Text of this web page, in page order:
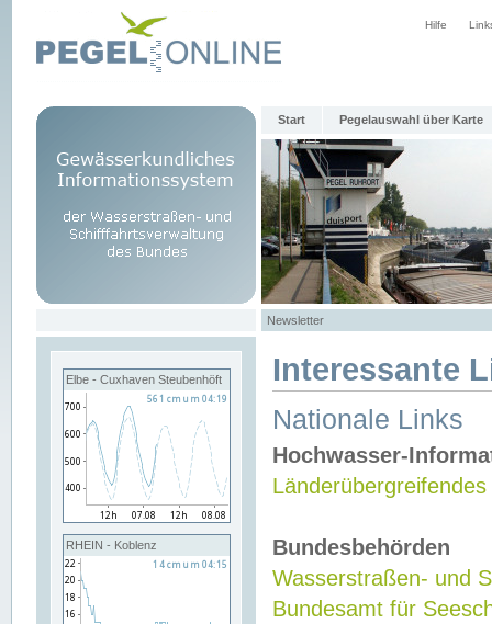
Hilfe
Start Pegelauswahl über Karte
Newsletter
Elbe - Cuxhaven Steubenhöft
RHEIN - Koblenz
Interessante
Nationale Links
Hochwasser-
Bundesbehörden
Wasserstraßen- und
Bundesamt für